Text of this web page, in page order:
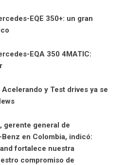
EQE 350+: un gran
EQA 350 4MATIC:
y Test drives ya se
gerente general de
en Colombia, indicó:
fortalece nuestra
compromiso de